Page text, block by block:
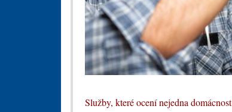
Služby, které ocení nejedna domácnost